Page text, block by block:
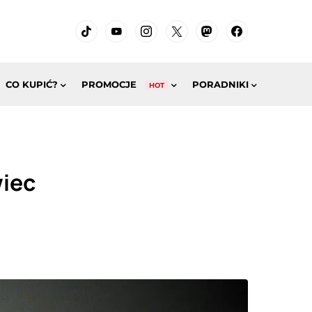
CO KUPIĆ? PROMOCJE HOT PORADNIKI